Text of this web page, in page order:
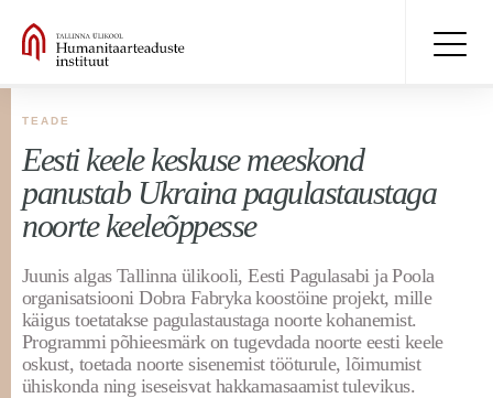
TEADE
Eesti keele keskuse meeskond
panustab Ukraina pagulastaustaga
noorte keeleõppesse
Juunis algas Tallinna ülikooli, Eesti Pagulasabi ja Poola
organisatsiooni Dobra Fabryka koostöine projekt, mille
käigus toetatakse pagulastaustaga noorte kohanemist.
Programmi põhieesmärk on tugevdada noorte eesti keele
oskust, toetada noorte sisenemist tööturule, lõimumist
ühiskonda ning iseseisvat hakkamasaamist tulevikus.